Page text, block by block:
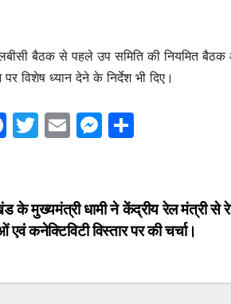
बैठक से पहले उप समिति की नियमित
पर विशेष ध्यान देने के निर्देश भी दिए।
F
e
b
o
T
er
E
l
M
s
e
g
e
के मुख्यमंत्री धामी ने केंद्रीय रेल मंत्री से
एवं कनेक्टिविटी विस्तार पर की चर्चा।